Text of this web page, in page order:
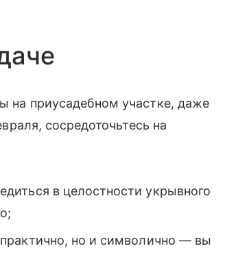
приусадебном участке, даже
сосредоточьтесь на
в целостности укрывного
но и символично — вы